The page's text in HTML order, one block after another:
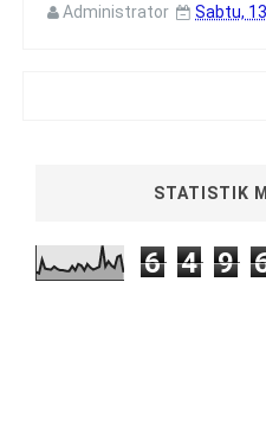
Administrator Sabtu,
STATISTIK
6 4 9